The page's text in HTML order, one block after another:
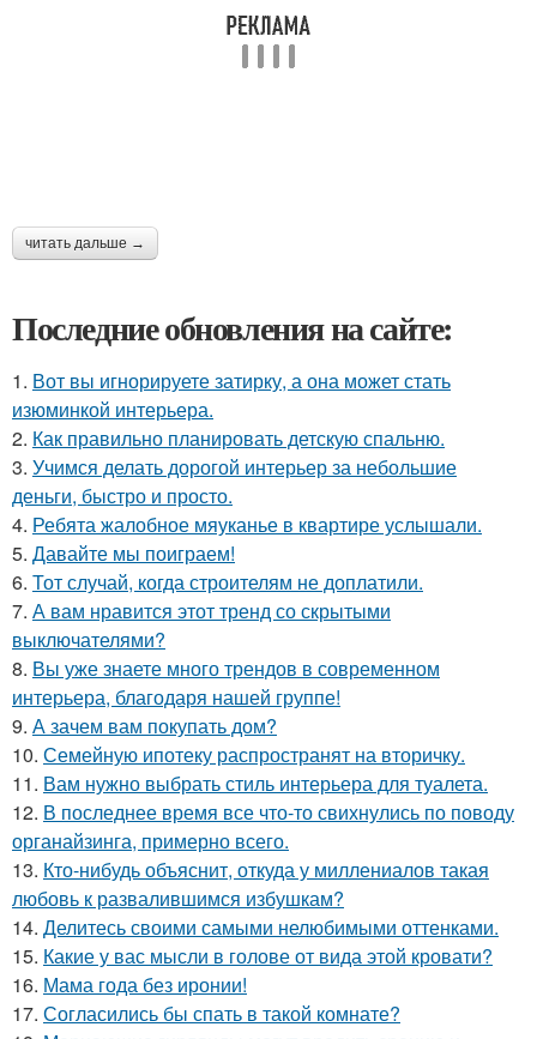
читать дальше →
Последние обновления на сайте:
1. Вот вы игнорируете затирку, а она может стать
изюминкой интерьера.
2. Как правильно планировать детскую спальню.
3. Учимся делать дорогой интерьер за небольшие
деньги, быстро и просто.
4. Ребята жалобное мяуканье в квартире услышали.
5. Давайте мы поиграем!
6. Тот случай, когда строителям не доплатили.
7. А вам нравится этот тренд со скрытыми
выключателями?
8. Вы уже знаете много трендов в современном
интерьера, благодаря нашей группе!
9. А зачем вам покупать дом?
10. Семейную ипотеку распространят на вторичку.
11. Вам нужно выбрать стиль интерьера для туалета.
12. В последнее время все что-то свихнулись по поводу
органайзинга, примерно всего.
13. Кто-нибудь объяснит, откуда у миллениалов такая
любовь к развалившимся избушкам?
14. Делитесь своими самыми нелюбимыми оттенками.
15. Какие у вас мысли в голове от вида этой кровати?
16. Мама года без иронии!
17. Согласились бы спать в такой комнате?